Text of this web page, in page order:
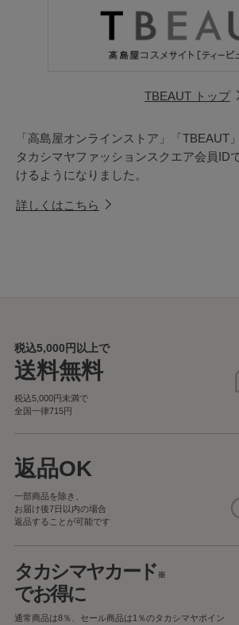
税込5,000円以上で
送料無料
税込5,000円未満で
全国一律715円
返品OK
一部商品を除き、
お届け後7日以内の場合
返品することが可能です
タカシマヤカード※
でお得に
通常商品は8％、セール商品は1％のタカシマヤポイン